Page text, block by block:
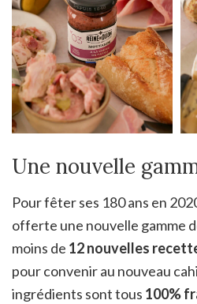
Une nouvelle
Pour fêter ses 180 ans en
offerte une nouvelle gamme
moins de 12 nouvelles
pour convenir au nouveau
ingrédients sont tous 100%